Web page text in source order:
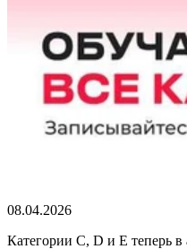
08.04.2026
Категории C, D и E теперь